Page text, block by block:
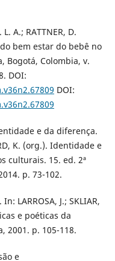
A.; RATTNER, D.
bem estar do bebê no
Bogotá, Colombia, v.
DOI:
DOI:
e da diferença.
K. (org.). Identidade e
culturais. 15. ed. 2ª
p. 73-102.
LARROSA, J.; SKLIAR,
e poéticas da
2001. p. 105-118.
e